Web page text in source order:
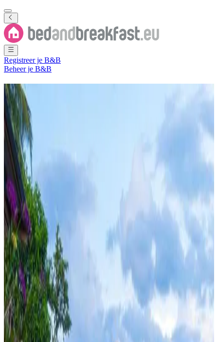
Registreer je B&B
Beheer je B&B
Bed and Breakfast
(Birma)
2 B&B's in
Filter
Sorteer
Kamertype
Gastenkamer
Vakantiehuis
Populaire bestemmingen
Taunggyi District
Shan (2)
Reviewscore
Algemene voorzieningen
WiFi (gratis)
Oplaadpunt elektrische auto
Tuin
Parkeren (Gratis)